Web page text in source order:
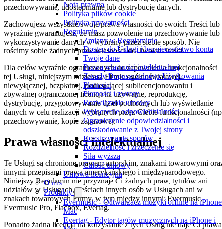
Nota prawna
Polityka plików cookie
Polityka prywatności
Regulamin
Zmiany w Regulaminie
Dostęp do Usługi i bezpieczeństwo konta
Twoje dane
Prawa własności intelektualnej
Zasady Dopuszczalnego Użytkowania
Płatności
Płatności i zwroty
Rozwiązanie umowy
Wyłączenie odpowiedzialności
Ograniczenie odpowiedzialności i
odszkodowanie z Twojej strony
Rozstrzyganie sporów
Rozdzielność i zrzeczenie się
Siła wyższa
Całość umowy
Umowa licencyjna
O nas
Produkty
Evermusic - Odtwarzacz muzyki offline na
Mac
Evertag - Edytor tagów muzycznych na iPhone i
przechowywanie, udostępnianie lub dystrybucję danych.
Zachowujesz wszystkie swoje prawa własności do swoich Treści lub
wyraźnie gwarantujesz, że masz pozwolenie na przechowywanie lub
wykorzystywanie danych w wybrany przez siebie sposób. Nie
rościmy sobie żadnych praw własności do Twoich Treści.
Dla celów wyraźnie ograniczonych do zapewnienia funkcjonalności
tej Usługi, niniejszym udzielasz Firmie ogólnoświatowej,
niewyłącznej, bezpłatnej, podlegającej sublicencjonowaniu i
zbywalnej ograniczonej licencji na używanie, reprodukcję,
dystrybucję, przygotowywanie dzieł pochodnych lub wyświetlanie
danych w celu realizacji wybranych przez Ciebie funkcjonalności
przechowywanie, kopie zapasowe).
Prawa własności intelektualnej
Te Usługi są chronione prawem autorskim, znakami towarowymi
innymi przepisami prawa amerykańskiego i międzynarodowego.
Niniejszy Regulamin nie przyznaje Ci żadnych praw, tytułów ani
udziałów w Usługach, treściach innych osób w Usługach ani w
znakach towarowych Firmy, w tym między innymi: Evermusic,
Evermusic Pro, Flacbox, Evertag.
Ponadto żadna licencja na korzystanie z tych Usług nie daje Ci prawa